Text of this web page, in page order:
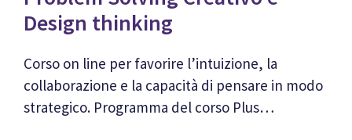
Design thinking
Corso on line per favorire l’intuizione, la
collaborazione e la capacità di pensare in modo
strategico. Programma del corso Plus…